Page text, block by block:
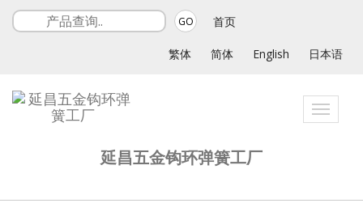
GO 首页
繁体 简体 English 日本语
Toggle
延昌五金钩环弹簧工厂